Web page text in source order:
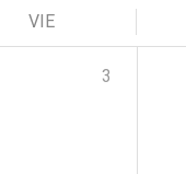
VIE
3